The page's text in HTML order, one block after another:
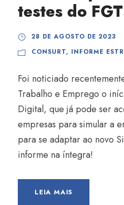
testes do
28 DE AGOSTO DE 2023
CONSURT, INFORME
Foi noticiado
Trabalho e Emprego o
Digital, que já pode ser
empresas para simular a
para se adaptar ao novo
informe na íntegra!
LEIA MAIS